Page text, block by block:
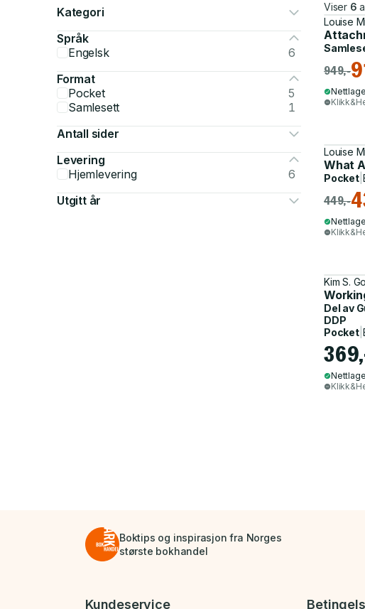
Kategori
Språk
Engelsk
6
Format
Pocket
5
Samlesett
1
Antall sider
Levering
Hjemlevering
6
Utgitt år
Viser 6
Louise
949,-
Louise
What
Pocket|
449,-
Kim S.
Del av
DDP
Pocket|
Boktips og inspirasjon fra Norges
største bokhandel
Bunnmeny
Kundeservice